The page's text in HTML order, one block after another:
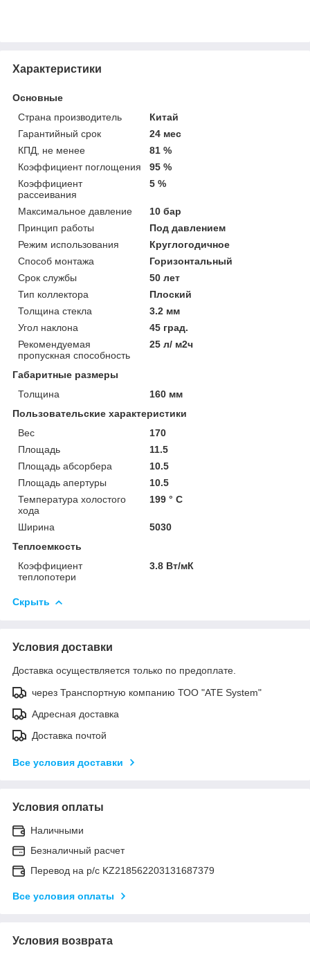
Характеристики
Основные
Страна производитель
Китай
Гарантийный срок
24 мес
КПД, не менее
81 %
Коэффициент поглощения
95 %
Коэффициент
рассеивания
5 %
Максимальное давление
10 бар
Принцип работы
Под давлением
Режим использования
Круглогодичное
Способ монтажа
Горизонтальный
Срок службы
50 лет
Тип коллектора
Плоский
Толщина стекла
3.2 мм
Угол наклона
45 град.
Рекомендуемая
пропускная способность
25 л/ м2ч
Габаритные размеры
Толщина
160 мм
Пользовательские характеристики
Вес
170
Площадь
11.5
Площадь абсорбера
10.5
Площадь апертуры
10.5
Температура холостого
хода
199 ° C
Ширина
5030
Теплоемкость
Коэффициент
теплопотери
3.8 Вт/мК
Скрыть
Условия доставки
Доставка осуществляется только по предоплате.
через Транспортную компанию ТОО "ATE System"
Адресная доставка
Доставка почтой
Все условия доставки
Условия оплаты
Наличными
Безналичный расчет
Перевод на р/с KZ218562203131687379
Все условия оплаты
Условия возврата